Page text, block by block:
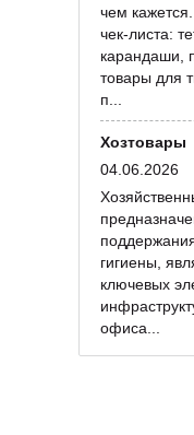
чем
чек-листа:
карандаши,
товары для
п...
Хозтовары
04.06.2026
гигиены,
ключевых
офиса...